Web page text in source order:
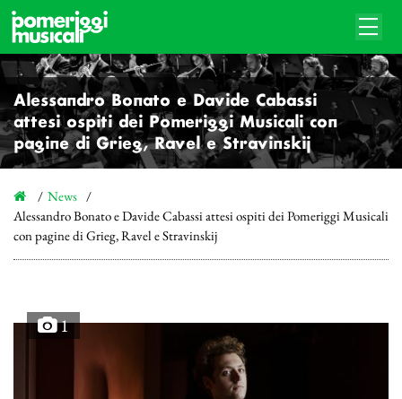
Alessandro Bonato e Davide Cabassi
attesi ospiti dei Pomeriggi Musicali con
pagine di Grieg, Ravel e Stravinskij
News
Alessandro Bonato e Davide Cabassi attesi ospiti dei Pomeriggi Musicali
con pagine di Grieg, Ravel e Stravinskij
1